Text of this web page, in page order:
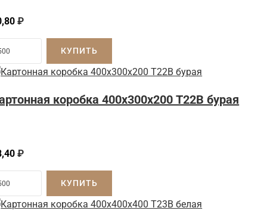
₽
КУПИТЬ
коробка 400x300x200 Т22B бурая
₽
КУПИТЬ